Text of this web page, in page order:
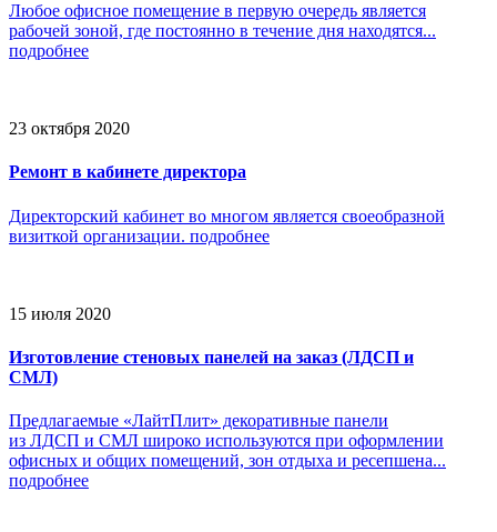
Любое офисное помещение в первую очередь является
рабочей зоной, где постоянно в течение дня находятся...
подробнее
23 октября 2020
Ремонт в кабинете директора
Директорский кабинет во многом является своеобразной
визиткой организации. подробнее
15 июля 2020
Изготовление стеновых панелей на заказ (ЛДСП и
СМЛ)
Предлагаемые «ЛайтПлит» декоративные панели
из ЛДСП и СМЛ широко используются при оформлении
офисных и общих помещений, зон отдыха и ресепшена...
подробнее